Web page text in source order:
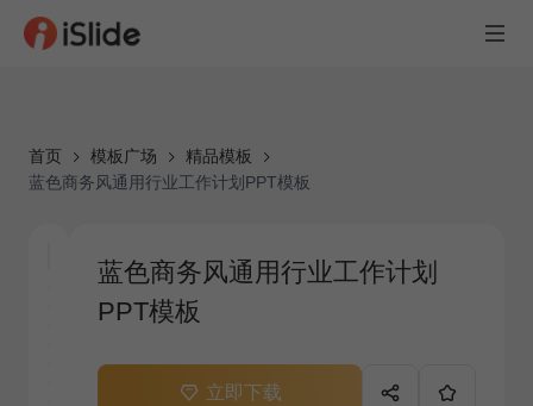
首页 模板广场
精品模板
蓝色商务风通用行业工作计划PPT模板
蓝色商务风通用行业工作计划
PPT模板
立即下载